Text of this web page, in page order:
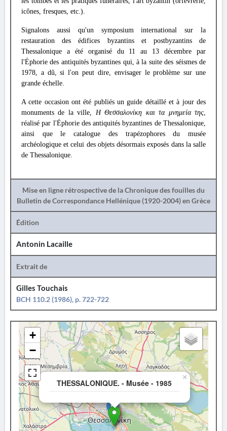
icônes, fresques, etc.).
Signalons aussi qu'un symposium international sur la
restauration des édifices byzantins et postbyzantins de
Thessalonique a été organisé du 11 au 13 décembre par
l'Éphorie des antiquités byzantines qui, à la suite des séismes de
1978, a dû, si l'on peut dire, envisager le problème sur une
grande échelle.
A cette occasion ont été publiés un guide détaillé et à jour des
monuments de la ville, H Θεσσαλονίκη και τα μνημεία της,
réalisé par l'Éphorie des antiquités byzantines de Thessalonique,
ainsi que le catalogue des trapézophores du musée
archéologique et celui des objets désormais exposés dans la salle
de Thessalonique.
Mise en ligne rétrospective de la Chronique des fouilles du
Bulletin de Correspondance Hellénique (1920-2004) en Grèce
Édition
Antonin Lacaille
Extrait de
Gilles Touchais
BCH 110.2 (1986), p. 722-722
THESSALONIQUE. - Musée - 1985
×
+
−